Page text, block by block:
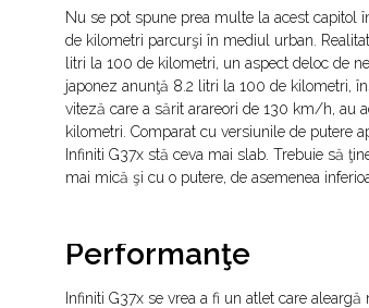
Nu se pot spune prea multe la acest capitol
de kilometri parcurşi în mediul urban.
litri la 100 de kilometri, un aspect deloc de
japonez anunţă 8.2 litri la 100 de kilometri,
viteză care a sărit arareori de 130 km/h, au
kilometri. Comparat cu versiunile de putere
Infiniti G37x stă ceva mai slab. Trebuie să
mai mică şi cu o putere, de asemenea
Performanţe
Infiniti G37x se vrea a fi un atlet care